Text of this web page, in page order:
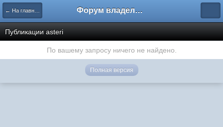
← На главную Форум владельцев интернет-магазинов
Публикации asteri
По вашему запросу ничего не найдено.
Полная версия